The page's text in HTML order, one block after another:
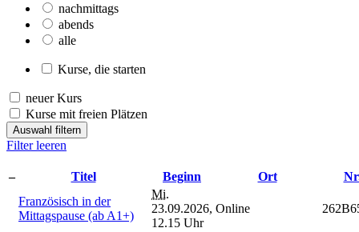
nachmittags
abends
alle
Kurse, die starten
neuer Kurs
Kurse mit freien Plätzen
Auswahl filtern
Filter leeren
– Titel Beginn Ort
Französisch in der
Mittagspause (ab A1+)
Mi.
23.09.2026,
12.15 Uhr
Online